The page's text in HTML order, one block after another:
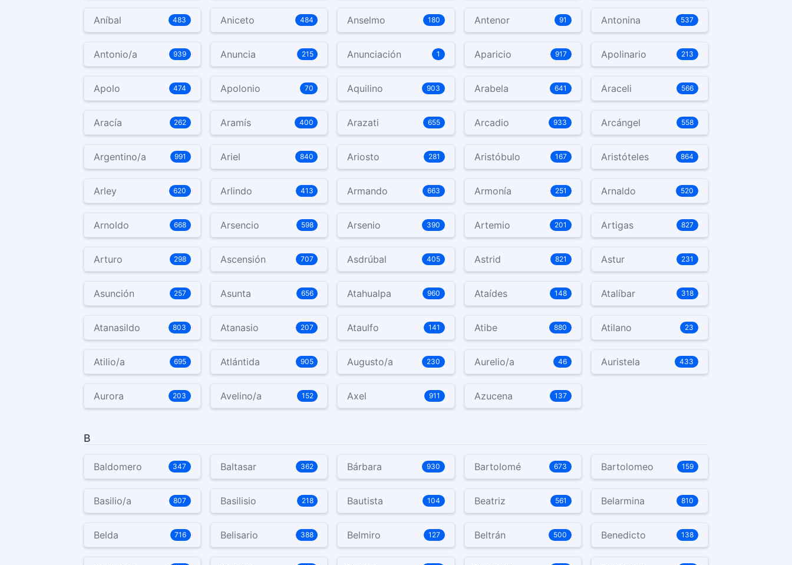
Aníbal 483 Aniceto 484 Anselmo 180 Antenor 91 Antonina 537
Antonio/a 939 Anuncia 215 Anunciación 1 Aparicio 917 Apolinario 213
Apolo 474 Apolonio 70 Aquilino 903 Arabela 641 Araceli 566
Aracía 262 Aramís 400 Arazati 655 Arcadio 933 Arcángel 558
Argentino/a 991 Ariel 840 Ariosto 281 Aristóbulo 167 Aristóteles 864
Arley 620 Arlindo 413 Armando 663 Armonía 251 Arnaldo 520
Arnoldo 668 Arsencio 598 Arsenio 390 Artemio 201 Artigas 827
Arturo 298 Ascensión 707 Asdrúbal 405 Astrid 821 Astur 231
Asunción 257 Asunta 656 Atahualpa 960 Ataídes 148 Atalíbar 318
Atanasildo 803 Atanasio 207 Ataulfo 141 Atibe 880 Atilano 23
Atilio/a 695 Atlántida 905 Augusto/a 230 Aurelio/a 46 Auristela 433
Aurora 203 Avelino/a 152 Axel 911 Azucena 137
B
Baldomero 347 Baltasar 362 Bárbara 930 Bartolomé 673 Bartolomeo 159
Basilio/a 807 Basilisio 218 Bautista 104 Beatriz 561 Belarmina 810
Belda 716 Belisario 388 Belmiro 127 Beltrán 500 Benedicto 138